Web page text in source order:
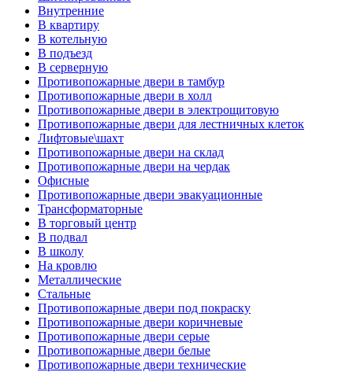
Внутренние
В квартиру
В котельную
В подъезд
В серверную
Противопожарные двери в тамбур
Противопожарные двери в холл
Противопожарные двери в электрощитовую
Противопожарные двери для лестничных клеток
Лифтовые\шахт
Противопожарные двери на склад
Противопожарные двери на чердак
Офисные
Противопожарные двери эвакуационные
Трансформаторные
В торговый центр
В подвал
В школу
На кровлю
Металлические
Стальные
Противопожарные двери под покраску
Противопожарные двери коричневые
Противопожарные двери серые
Противопожарные двери белые
Противопожарные двери технические